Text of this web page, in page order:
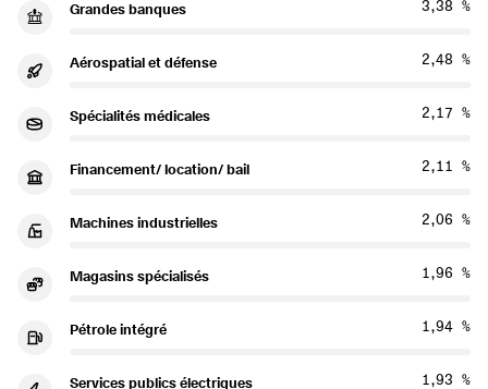
Grandes banques 3,38 %
Aérospatial et défense 2,48 %
Spécialités médicales 2,17 %
Financement/ location/ bail 2,11 %
Machines industrielles 2,06 %
Magasins spécialisés 1,96 %
Pétrole intégré 1,94 %
Services publics électriques 1,93 %